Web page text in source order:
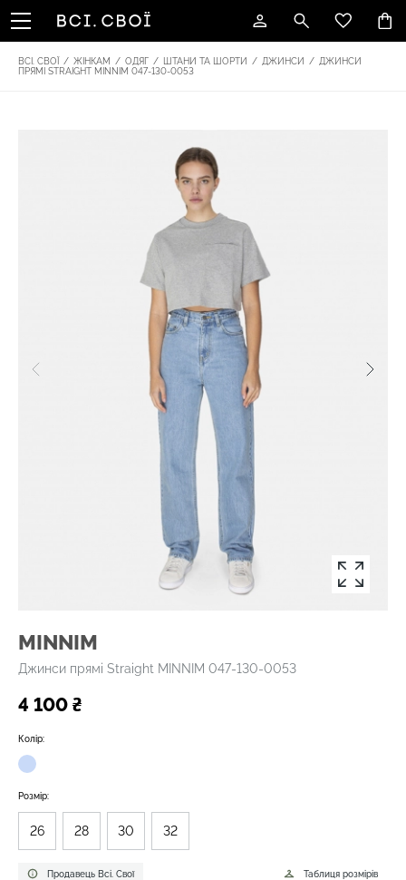
ВСІ. СВОЇ / ЖІНКАМ / ОДЯГ / ШТАНИ ТА ШОРТИ / ДЖИНСИ / ДЖИНСИ
ПРЯМІ STRAIGHT MINNIM 047-130-0053
MINNIM
Джинси прямі Straight MINNIM 047-130-0053
4 100 ₴
Продавець Всі. Свої
Колір:
Таблиця розмірів
Розмір:
26 28 30 32